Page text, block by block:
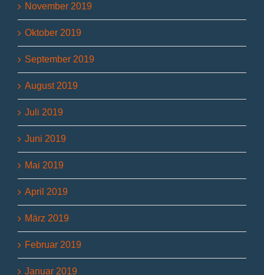
November 2019
Oktober 2019
September 2019
August 2019
Juli 2019
Juni 2019
Mai 2019
April 2019
März 2019
Februar 2019
Januar 2019